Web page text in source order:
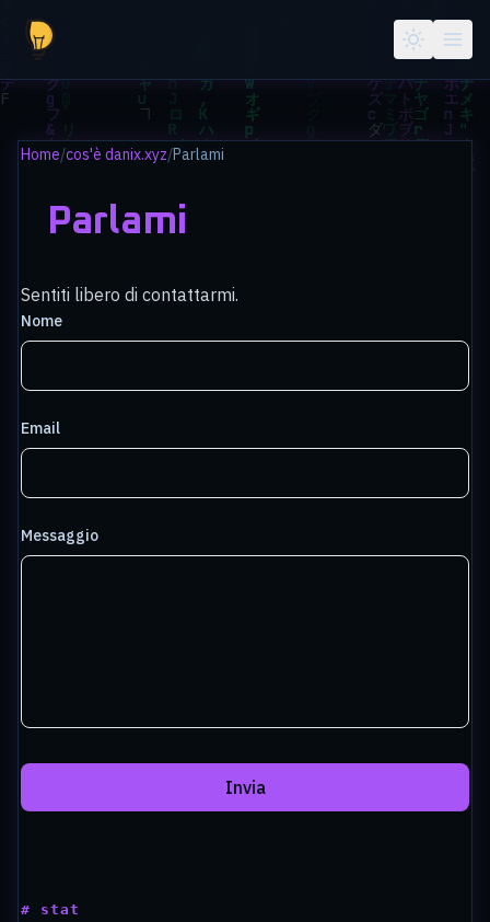
Home/cos'è danix.xyz/Parlami
Parlami
Sentiti libero di contattarmi.
Nome
Email
Messaggio
Invia
# stat